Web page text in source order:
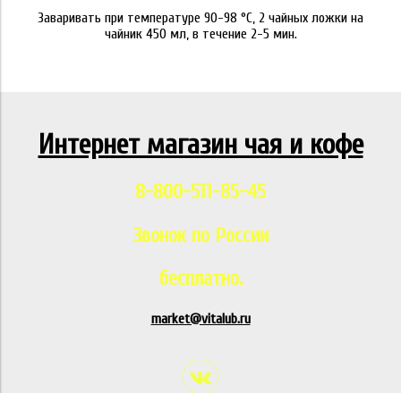
Заваривать при температуре 90-98 °C, 2 чайных ложки на
чайник 450 мл, в течение 2-5 мин.
Интернет магазин чая и кофе
8-800-511-85-45
Звонок по России
бесплатно.
market@vitalub.ru